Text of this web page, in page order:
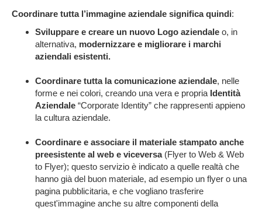
Coordinare tutta l’immagine aziendale significa quindi:
Sviluppare e creare un nuovo Logo aziendale o, in
alternativa, modernizzare e migliorare i marchi
aziendali esistenti.
Coordinare tutta la comunicazione aziendale, nelle
forme e nei colori, creando una vera e propria Identità
Aziendale “Corporate Identity” che rappresenti appieno
la cultura aziendale.
Coordinare e associare il materiale stampato anche
preesistente al web e viceversa(Flyer to Web & Web
to Flyer); questo servizio è indicato a quelle realtà che
hanno già del buon materiale, ad esempio un flyer o una
pagina pubblicitaria, e che vogliano trasferire
quest'immagine anche su altre componenti della